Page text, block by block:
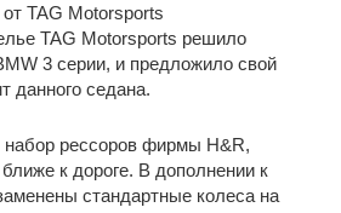
TAG Motorsports решило
3 серии, и предложило свой
данного седана.
рессоров фирмы H&R,
к дороге. В дополнении к
стандартные колеса на